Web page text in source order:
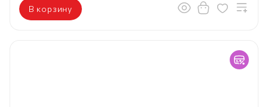
В корзину